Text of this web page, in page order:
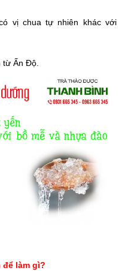
vị chua tự nhiên khác với
từ Ấn Độ.
để làm gì?